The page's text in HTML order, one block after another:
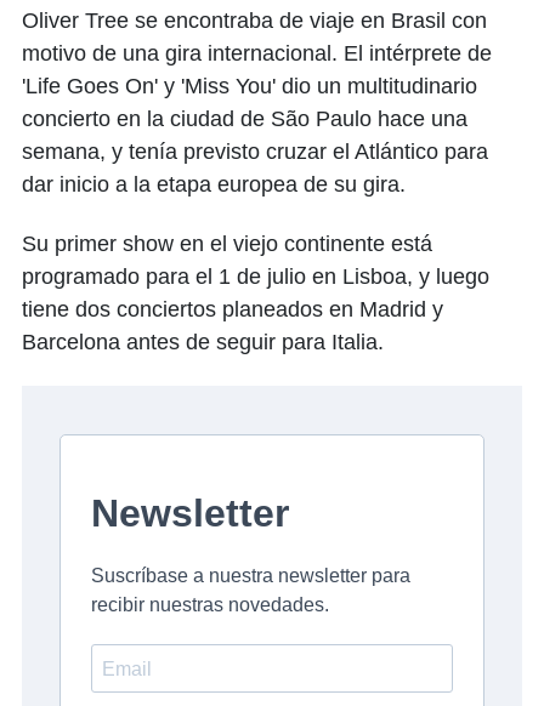
Oliver Tree se encontraba de viaje en Brasil con
motivo de una gira internacional. El intérprete de
'Life Goes On' y 'Miss You' dio un multitudinario
concierto en la ciudad de São Paulo hace una
semana, y tenía previsto cruzar el Atlántico para
dar inicio a la etapa europea de su gira.
Su primer show en el viejo continente está
programado para el 1 de julio en Lisboa, y luego
tiene dos conciertos planeados en Madrid y
Barcelona antes de seguir para Italia.